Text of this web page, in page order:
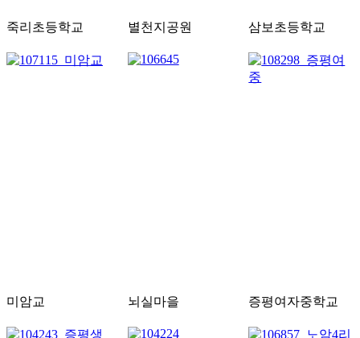
죽리초등학교 별천지공원 삼보초등학교
미암교 뇌실마을 증평여자중학교